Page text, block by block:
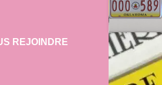
REJOINDRE